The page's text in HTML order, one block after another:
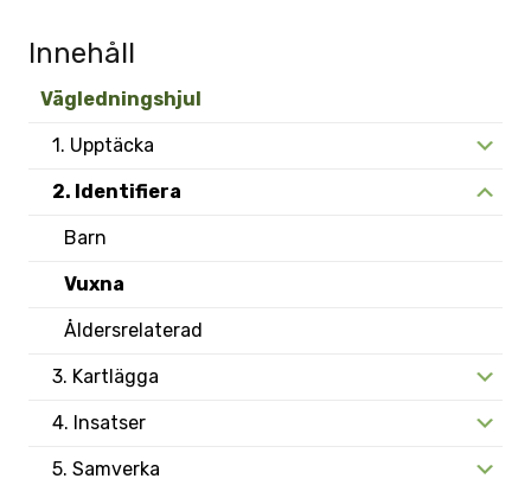
Innehåll
Vägledningshjul
1. Upptäcka
2. Identifiera
Barn
Vuxna
Åldersrelaterad
3. Kartlägga
4. Insatser
5. Samverka